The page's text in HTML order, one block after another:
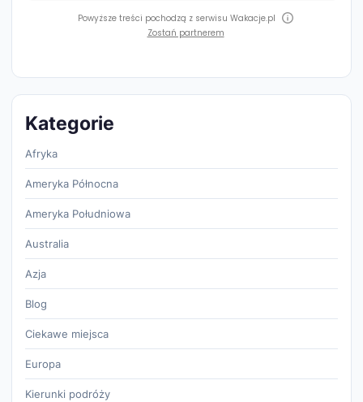
Powyższe treści pochodzą z serwisu Wakacje.pl
Zostań partnerem
Kategorie
Afryka
Ameryka Północna
Ameryka Południowa
Australia
Azja
Blog
Ciekawe miejsca
Europa
Kierunki podróży